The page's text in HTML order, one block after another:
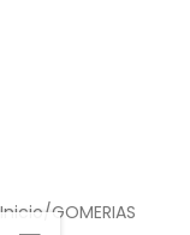
Inicio/GOMERIAS